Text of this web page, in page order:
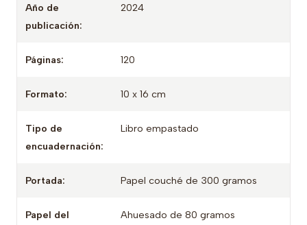
Año de
publicación:
2024
Páginas: 120
Formato: 10 x 16 cm
Tipo de
encuadernación:
Libro empastado
Portada: Papel couché de 300 gramos
Papel del
Ahuesado de 80 gramos